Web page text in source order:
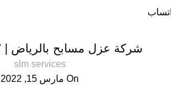
شركة عزل مسابح بالرياض | 0543157907
slm services
On مارس 15, 2022